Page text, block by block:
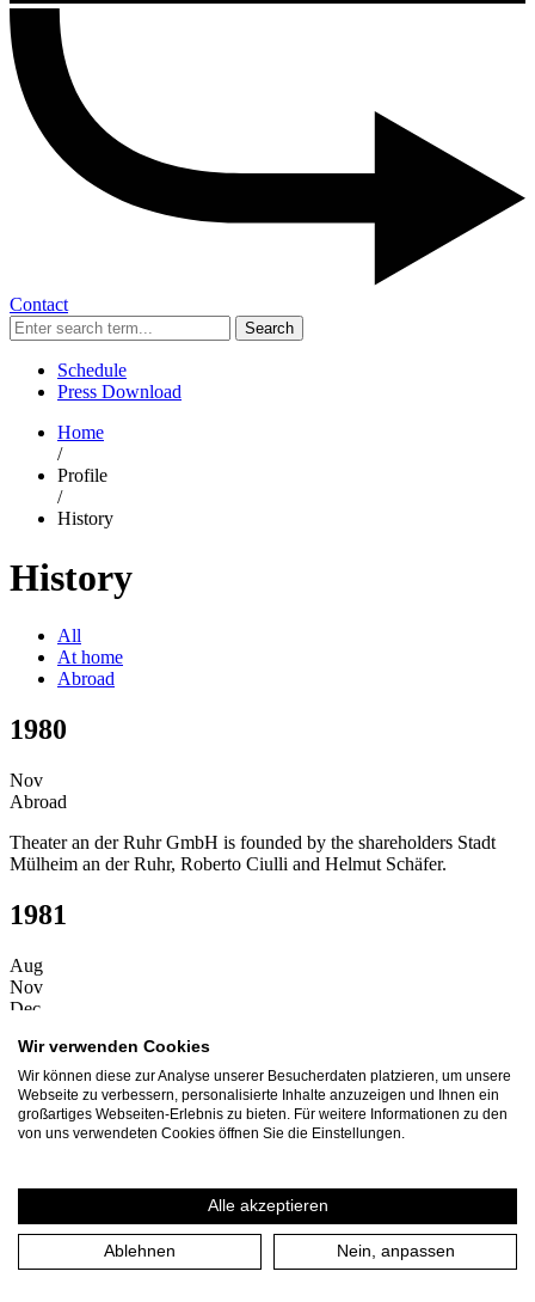
Contact
Search
Schedule
Press Download
Home
/
Profile
/
History
History
All
At home
Abroad
1980
Nov
Abroad
Theater an der Ruhr GmbH is founded by the shareholders Stadt
Mülheim an der Ruhr, Roberto Ciulli and Helmut Schäfer.
1981
Aug
Nov
Dec
Start of the first season 1981/1982.
At home
Opening of the small theater hall in the former Solbad in
Raffelbergpark with the new production "Der Zyklop" by
Wir verwenden Cookies
Wir können diese zur Analyse unserer Besucherdaten platzieren, um unsere
Webseite zu verbessern, personalisierte Inhalte anzuzeigen und Ihnen ein
großartiges Webseiten-Erlebnis zu bieten. Für weitere Informationen zu den
von uns verwendeten Cookies öffnen Sie die Einstellungen.
Alle akzeptieren
Ablehnen Nein, anpassen